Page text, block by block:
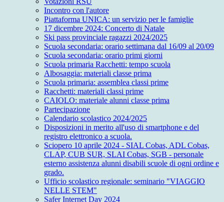
Incontro con l'autore
Piattaforma UNICA: un servizio per le famiglie
17 dicembre 2024: Concerto di Natale
Ski pass provinciale ragazzi 2024/2025
Scuola secondaria: orario settimana dal 16/09 al 20/09
Scuola secondaria: orario primi giorni
Scuola primaria Racchetti: tempo scuola
Albosaggia: materiali classe prima
Scuola primaria: assemblea classi prime
Racchetti: materiali classi prime
CAIOLO: materiale alunni classe prima
Partecipazione
Calendario scolastico 2024/2025
Disposizioni in merito all'uso di smartphone e del
registro elettronico a scuola.
Sciopero 10 aprile 2024 - SIAL Cobas, ADL Cobas,
CLAP, CUB SUR, SLAI Cobas, SGB - personale
esterno assistenza alunni disabili scuole di ogni ordine e
grado.
Ufficio scolastico regionale: seminario "VIAGGIO
NELLE STEM"
Safer Internet Day 2024